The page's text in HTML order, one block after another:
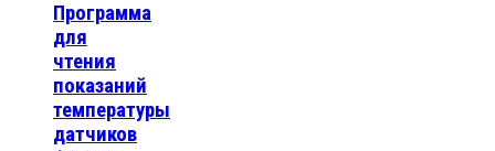
Программа
для
чтения
показаний
температуры
датчиков